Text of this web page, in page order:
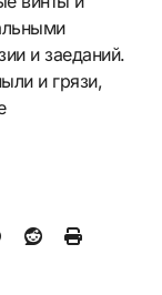
и заеданий.
и грязи,